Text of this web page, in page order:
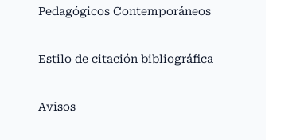
Pedagógicos Contemporáneos
Estilo de citación bibliográfica
Avisos